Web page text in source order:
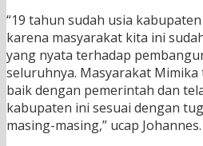
“19 tahun sudah usia
karena masyarakat kita ini
yang nyata terhadap
seluruhnya. Masyarakat
baik dengan pemerintah dan
kabupaten ini sesuai dengan
masing-masing,” ucap Johannes.